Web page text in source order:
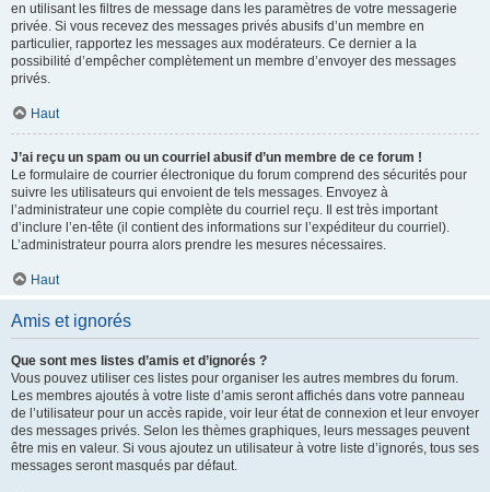
en utilisant les filtres de message dans les paramètres de votre messagerie
privée. Si vous recevez des messages privés abusifs d’un membre en
particulier, rapportez les messages aux modérateurs. Ce dernier a la
possibilité d’empêcher complètement un membre d’envoyer des messages
privés.
Haut
J’ai reçu un spam ou un courriel abusif d’un membre de ce forum !
Le formulaire de courrier électronique du forum comprend des sécurités pour
suivre les utilisateurs qui envoient de tels messages. Envoyez à
l’administrateur une copie complète du courriel reçu. Il est très important
d’inclure l’en-tête (il contient des informations sur l’expéditeur du courriel).
L’administrateur pourra alors prendre les mesures nécessaires.
Haut
Amis et ignorés
Que sont mes listes d’amis et d’ignorés ?
Vous pouvez utiliser ces listes pour organiser les autres membres du forum.
Les membres ajoutés à votre liste d’amis seront affichés dans votre panneau
de l’utilisateur pour un accès rapide, voir leur état de connexion et leur envoyer
des messages privés. Selon les thèmes graphiques, leurs messages peuvent
être mis en valeur. Si vous ajoutez un utilisateur à votre liste d’ignorés, tous ses
messages seront masqués par défaut.